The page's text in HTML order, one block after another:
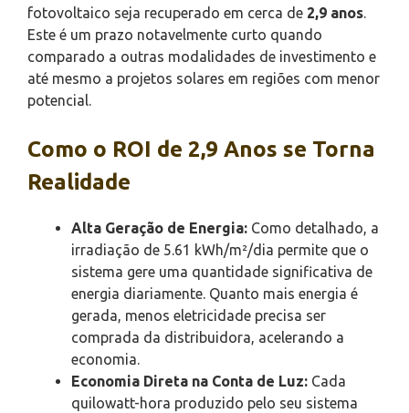
fotovoltaico seja recuperado em cerca de 2,9 anos
Este é um prazo notavelmente curto quando
comparado a outras modalidades de investimento e
até mesmo a projetos solares em regiões com menor
potencial.
Como o ROI de 2,9 Anos se Torna
Realidade
Alta Geração de Energia: Como detalhado, a
irradiação de 5.61 kWh/m²/dia permite que o
sistema gere uma quantidade significativa de
energia diariamente. Quanto mais energia é
gerada, menos eletricidade precisa ser
comprada da distribuidora, acelerando a
economia.
Economia Direta na Conta de Luz: Cada
quilowatt-hora produzido pelo seu sistema